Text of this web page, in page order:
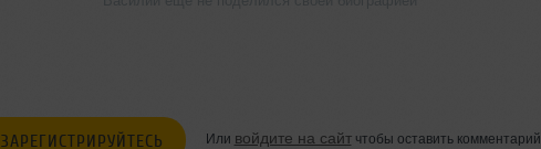
ЗАРЕГИСТРИРУЙТЕСЬ Или войдите на сайтчтобы оставить комментарий